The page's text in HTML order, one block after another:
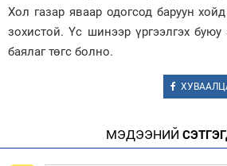
Хол газар яваар одогсод баруун
зохистой. Үс шинээр үргээлгэх
баялаг төгс болно.
МЭДЭЭНИЙ